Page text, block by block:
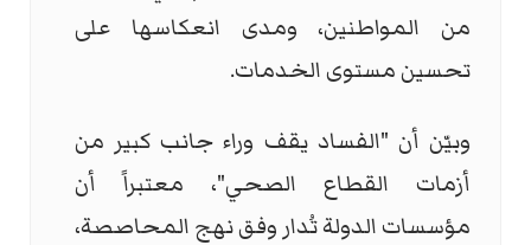
من المواطنين، ومدى انعكاسها على
تحسين مستوى الخدمات.
وبيّن أن "الفساد يقف وراء جانب كبير من
أزمات القطاع الصحي"، معتبراً أن
مؤسسات الدولة تُدار وفق نهج المحاصصة،